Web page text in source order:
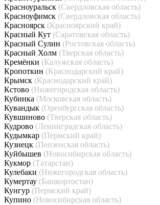
Красноуральск (Свердловская область)
Красноуфимск (Свердловская область)
Красноярск (Красноярский край)
Красный Кут (Саратовская область)
Красный Сулин (Ростовская область)
Красный Холм (Тверская область)
Кремёнки (Калужская область)
Кропоткин (Краснодарский край)
Крымск (Краснодарский край)
Кстово (Нижегородская область)
Кубинка (Московская область)
Кувандык (Оренбургская область)
Кувшиново (Тверская область)
Кудрово (Ленинградская область)
Кудымкар (Пермский край)
Кузнецк (Пензенская область)
Куйбышев (Новосибирская область)
Кукмор (Татарстан)
Кулебаки (Нижегородская область)
Кумертау (Башкортостан)
Кунгур (Пермский край)
Купино (Новосибирская область)